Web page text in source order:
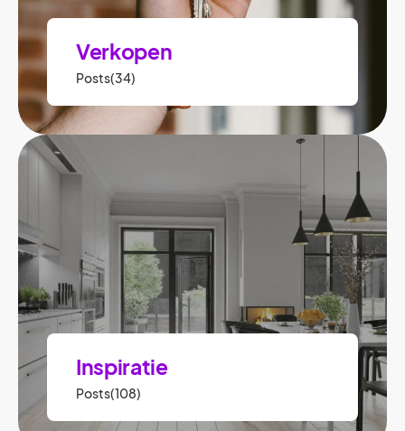
Verkopen
Posts(34)
Inspiratie
Posts(108)